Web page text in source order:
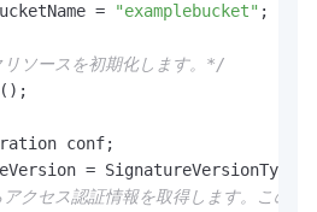
= "examplebucket" ;
ソースを初期化します。*/
conf;
=
クセス認証情報を取得します。このサ